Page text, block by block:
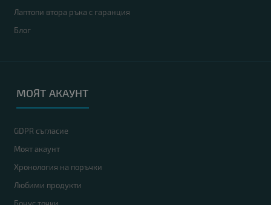
Лаптопи втора ръка с гаранция
Блог
МОЯТ АКАУНТ
GDPR съгласие
Моят акаунт
Хронология на поръчки
Любими продукти